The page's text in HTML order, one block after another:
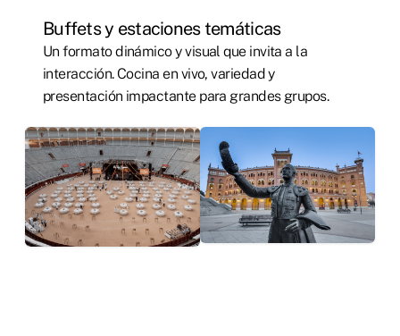
Buffets y estaciones temáticas
Un formato dinámico y visual que invita a la
interacción. Cocina en vivo, variedad y
presentación impactante para grandes grupos.